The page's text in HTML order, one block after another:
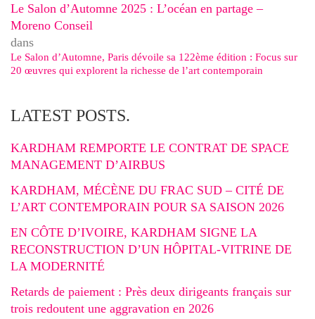
Le Salon d’Automne 2025 : L’océan en partage –
Moreno Conseil
dans
Le Salon d’Automne, Paris dévoile sa 122ème édition : Focus sur
20 œuvres qui explorent la richesse de l’art contemporain
LATEST POSTS.
KARDHAM REMPORTE LE CONTRAT DE SPACE
MANAGEMENT D’AIRBUS
KARDHAM, MÉCÈNE DU FRAC SUD – CITÉ DE
L’ART CONTEMPORAIN POUR SA SAISON 2026
EN CÔTE D’IVOIRE, KARDHAM SIGNE LA
RECONSTRUCTION D’UN HÔPITAL-VITRINE DE
LA MODERNITÉ
Retards de paiement : Près deux dirigeants français sur
trois redoutent une aggravation en 2026